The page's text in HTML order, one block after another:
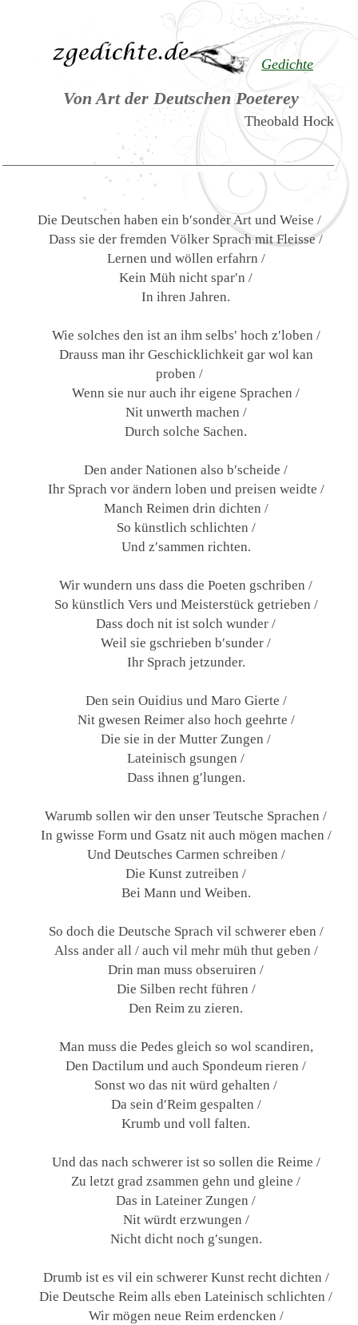
Gedichte
Von Art der Deutschen Poeterey
Theobald Hock
Die Deutschen haben ein b′sonder Art und Weise /
Dass sie der fremden Völker Sprach mit Fleisse /
Lernen und wöllen erfahrn /
Kein Müh nicht spar′n /
In ihren Jahren.
Wie solches den ist an ihm selbs′ hoch z′loben /
Drauss man ihr Geschicklichkeit gar wol kan
proben /
Wenn sie nur auch ihr eigene Sprachen /
Nit unwerth machen /
Durch solche Sachen.
Den ander Nationen also b′scheide /
Ihr Sprach vor ändern loben und preisen weidte /
Manch Reimen drin dichten /
So künstlich schlichten /
Und z′sammen richten.
Wir wundern uns dass die Poeten gschriben /
So künstlich Vers und Meisterstück getrieben /
Dass doch nit ist solch wunder /
Weil sie gschrieben b′sunder /
Ihr Sprach jetzunder.
Den sein Ouidius und Maro Gierte /
Nit gwesen Reimer also hoch geehrte /
Die sie in der Mutter Zungen /
Lateinisch gsungen /
Dass ihnen g′lungen.
Warumb sollen wir den unser Teutsche Sprachen /
In gwisse Form und Gsatz nit auch mögen machen /
Und Deutsches Carmen schreiben /
Die Kunst zutreiben /
Bei Mann und Weiben.
So doch die Deutsche Sprach vil schwerer eben /
Alss ander all / auch vil mehr müh thut geben /
Drin man muss obseruiren /
Die Silben recht führen /
Den Reim zu zieren.
Man muss die Pedes gleich so wol scandiren,
Den Dactilum und auch Spondeum rieren /
Sonst wo das nit würd gehalten /
Da sein d′Reim gespalten /
Krumb und voll falten.
Und das nach schwerer ist so sollen die Reime /
Zu letzt grad zsammen gehn und gleine /
Das in Lateiner Zungen /
Nit würdt erzwungen /
Nicht dicht noch g′sungen.
Drumb ist es vil ein schwerer Kunst recht dichten /
Die Deutsche Reim alls eben Lateinisch schlichten /
Wir mögen neue Reim erdencken /